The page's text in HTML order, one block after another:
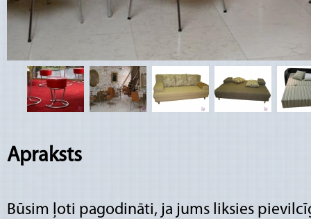
Apraksts
Būsim ļoti pagodināti, ja jums liksies